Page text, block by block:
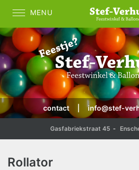
MENU
contact info@stef-
Gasfabriekstraat 45 -
Rollator